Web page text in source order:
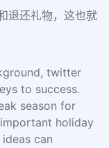
退还礼物，这也就
twitter
to success.
season for
holiday
can